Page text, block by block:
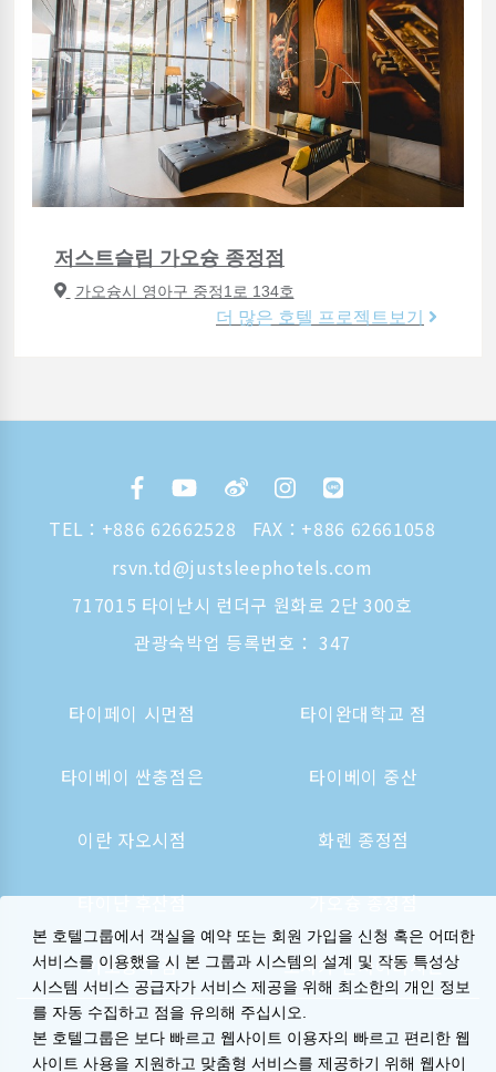
저스트슬립 가오슝 종정점
가오슝시 영아구 중정1로 134호
더 많은 호텔 프로젝트보기
TEL： +886 62662528
FAX：+886 62661058
rsvn.td@justsleephotels.com
717015 타이난시 런더구 원화로 2단 300호
관광숙박업 등록번호： 347
타이페이 시먼점 타이완대학교 점
타이베이 싼충점은 타이베이 중산
이란 자오시점 화롄 종정점
타이난 후산점 가오슝 종정점
가오슝역 점 오사카 신사이바시는
본 호텔그룹에서 객실을 예약 또는 회원 가입을 신청 혹은 어떠한
서비스를 이용했을 시 본 그룹과 시스템의 설계 및 작동 특성상
시스템 서비스 공급자가 서비스 제공을 위해 최소한의 개인 정보
를 자동 수집하고 점을 유의해 주십시오.
본 호텔그룹은 보다 빠르고 웹사이트 이용자의 빠르고 편리한 웹
사이트 사용을 지원하고 맞춤형 서비스를 제공하기 위해 웹사이